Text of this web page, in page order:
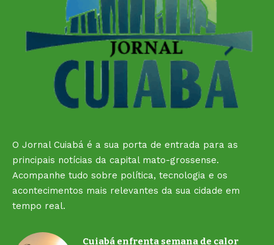
O Jornal Cuiabá é a sua porta de entrada para as
principais notícias da capital mato-grossense.
Acompanhe tudo sobre política, tecnologia e os
acontecimentos mais relevantes da sua cidade em
tempo real.
Cuiabá enfrenta semana de calor